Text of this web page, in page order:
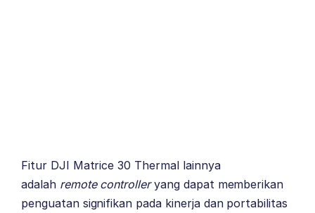
Fitur DJI Matrice 30 Thermal lainnya
adalahremote controlleryang dapat memberikan
penguatan signifikan pada kinerja dan portabilitas